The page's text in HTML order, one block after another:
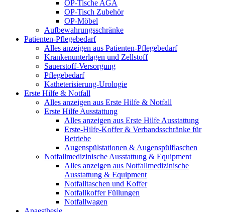
OP-Tische AGA
OP-Tisch Zubehör
OP-Möbel
Aufbewahrungsschränke
Patienten-Pflegebedarf
Alles anzeigen aus Patienten-Pflegebedarf
Krankenunterlagen und Zellstoff
Sauerstoff-Versorgung
Pflegebedarf
Katheterisierung-Urologie
Erste Hilfe & Notfall
Alles anzeigen aus Erste Hilfe & Notfall
Erste Hilfe Ausstattung
Alles anzeigen aus Erste Hilfe Ausstattung
Erste‑Hilfe‑Koffer & Verbandsschränke für
Betriebe
Augenspülstationen & Augenspülflaschen
Notfallmedizinische Ausstattung & Equipment
Alles anzeigen aus Notfallmedizinische
Ausstattung & Equipment
Notfalltaschen und Koffer
Notfallkoffer Füllungen
Notfallwagen